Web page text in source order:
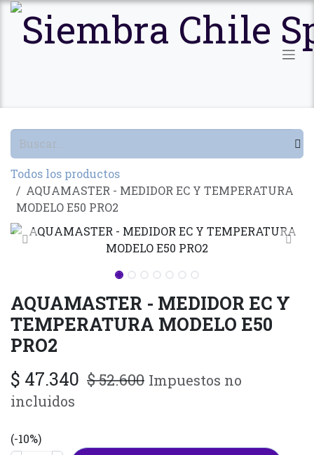
Ir al contenido
Todos los productos
AQUAMASTER - MEDIDOR EC Y TEMPERATURA
MODELO E50 PRO2
AQUAMASTER - MEDIDOR EC Y
TEMPERATURA MODELO E50
PRO2
$ 47.340 $52.600 Impuestos no
incluidos
(-10%)